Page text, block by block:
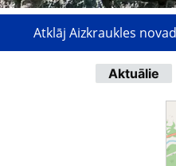
Atklāj Aizkraukles
Aktuālie